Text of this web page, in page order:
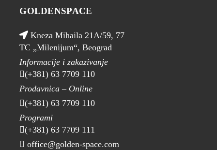
GOLDENSPACE
Kneza Mihaila 21A/59, 77
TC „Milenijum“, Beograd
Informacije i zakazivanje
(+381) 63 7709 110
Prodavnica – Online
(+381) 63 7709 110
Programi
(+381) 63 7709 111
office@golden-space.com